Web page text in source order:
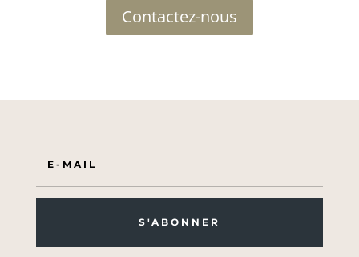
Contactez-nous
S'ABONNER